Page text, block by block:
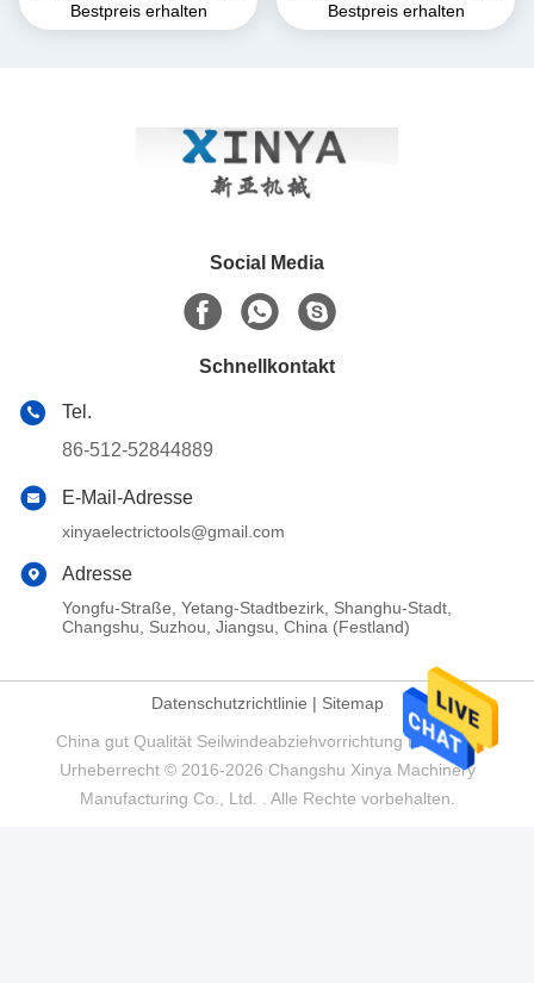
unterirdische Verlegung von
Bestpreis erhalten
unterirdische Verlegung von
Bestpreis erhalten
Social Media
Schnellkontakt
Tel.
86-512-52844889
E-Mail-Adresse
xinyaelectrictools@gmail.com
Adresse
Yongfu-Straße, Yetang-Stadtbezirk, Shanghu-Stadt,
Changshu, Suzhou, Jiangsu, China (Festland)
Datenschutzrichtlinie | Sitemap
China gut Qualität Seilwindeabziehvorrichtung Lieferant.
Urheberrecht © 2016-2026 Changshu Xinya Machinery
Manufacturing Co., Ltd. . Alle Rechte vorbehalten.